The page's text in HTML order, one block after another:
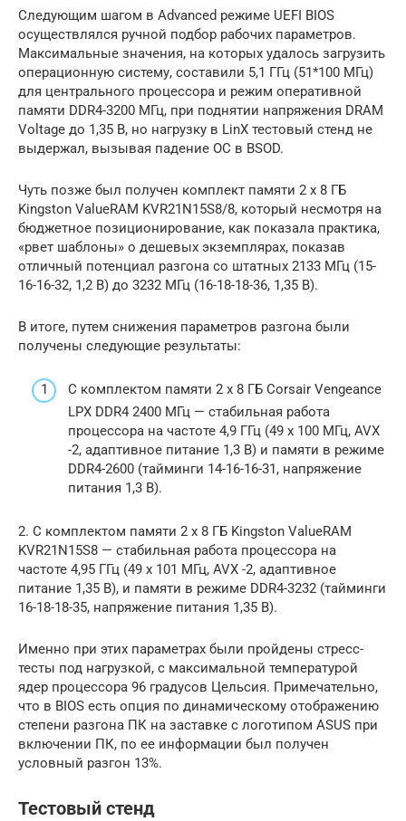
Следующим шагом в Advanced режиме UEFI BIOS
осуществлялся ручной подбор рабочих параметров.
Максимальные значения, на которых удалось загрузить
операционную систему, составили 5,1 ГГц (51*100 МГц)
для центрального процессора и режим оперативной
памяти DDR4-3200 МГц, при поднятии напряжения DRAM
Voltage до 1,35 В, но нагрузку в LinX тестовый стенд не
выдержал, вызывая падение ОС в BSOD.
Чуть позже был получен комплект памяти 2 x 8 ГБ
Kingston ValueRAM KVR21N15S8/8, который несмотря на
бюджетное позиционирование, как показала практика,
«рвет шаблоны» о дешевых экземплярах, показав
отличный потенциал разгона со штатных 2133 МГц (15-
16-16-32, 1,2 В) до 3232 МГц (16-18-18-36, 1,35 В).
В итоге, путем снижения параметров разгона были
получены следующие результаты:
С комплектом памяти 2 x 8 ГБ Corsair Vengeance
LPX DDR4 2400 МГц — стабильная работа
процессора на частоте 4,9 ГГц (49 х 100 МГц, AVX
-2, адаптивное питание 1,3 В) и памяти в режиме
DDR4-2600 (тайминги 14-16-16-31, напряжение
питания 1,3 В).
2. С комплектом памяти 2 x 8 ГБ Kingston ValueRAM
KVR21N15S8 — стабильная работа процессора на
частоте 4,95 ГГц (49 х 101 МГц, AVX -2, адаптивное
питание 1,35 В), и памяти в режиме DDR4-3232 (тайминги
16-18-18-35, напряжение питания 1,35 В).
Именно при этих параметрах были пройдены стресс-
тесты под нагрузкой, с максимальной температурой
ядер процессора 96 градусов Цельсия. Примечательно,
что в BIOS есть опция по динамическому отображению
степени разгона ПК на заставке с логотипом ASUS при
включении ПК, по ее информации был получен
условный разгон 13%.
Тестовый стенд